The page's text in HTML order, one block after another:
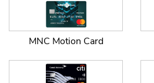
MNC Motion Card